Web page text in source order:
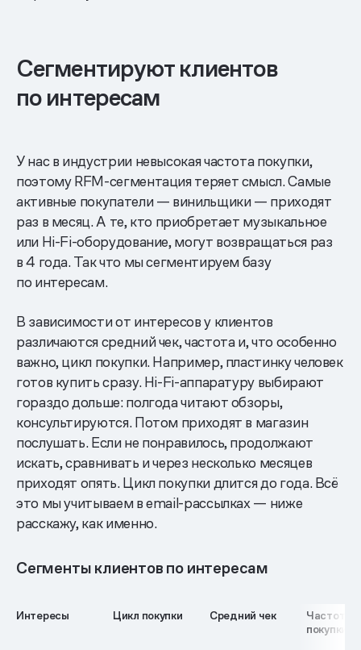
Сегментируют клиентов
по интересам
У нас в индустрии невысокая частота покупки,
поэтому RFM-сегментация теряет смысл. Самые
активные покупатели — винильщики — приходят
раз в месяц. А те, кто приобретает музыкальное
или Hi-Fi-оборудование, могут возвращаться раз
в 4 года. Так что мы сегментируем базу
по интересам.
В зависимости от интересов у клиентов
различаются средний чек, частота и, что особенно
важно, цикл покупки. Например, пластинку человек
готов купить сразу. Hi-Fi-аппаратуру выбирают
гораздо дольше: полгода читают обзоры,
консультируются. Потом приходят в магазин
послушать. Если не понравилось, продолжают
искать, сравнивать и через несколько месяцев
приходят опять. Цикл покупки длится до года. Всё
это мы учитываем в email-рассылках — ниже
расскажу, как именно.
Сегменты клиентов по интересам
Интересы Цикл покупки Средний чек
Частота
покупки